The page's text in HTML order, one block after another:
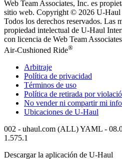
Web Team Associates, Inc. es
sitio web. Copyright © 2026 U-Haul
Todos los derechos reservados. Las
propiedad intelectual de U-Haul
con licencia de Web Team
Air-Cushioned Ride®
Arbitraje
Política de privacidad
Términos de uso
Política de retirada por
No vender ni compartir mi
Ubicaciones de U-Haul
002 - uhaul.com (ALL) YAML -
1.575.1
Descargar la aplicación de U-Haul